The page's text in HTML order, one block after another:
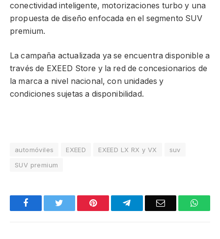
conectividad inteligente, motorizaciones turbo y una
propuesta de diseño enfocada en el segmento SUV
premium.
La campaña actualizada ya se encuentra disponible a
través de EXEED Store y la red de concesionarios de
la marca a nivel nacional, con unidades y
condiciones sujetas a disponibilidad.
automóviles EXEED EXEED LX RX y VX
suv
SUV premium
Facebook Pinterest TelegramEmail